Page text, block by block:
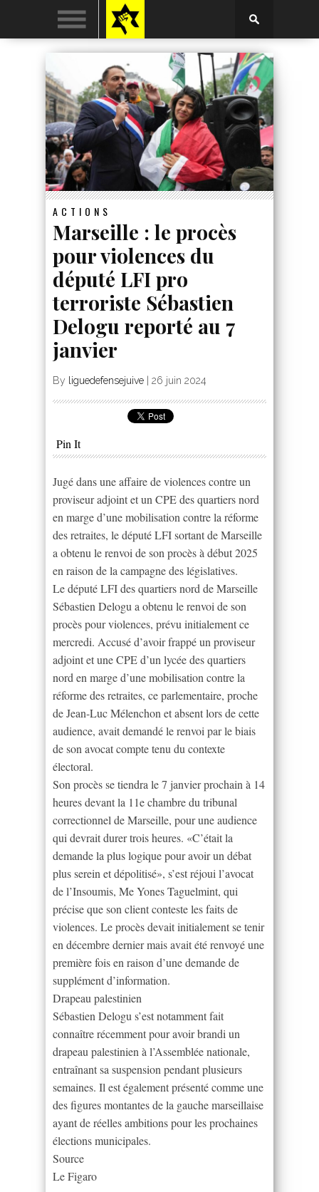
ACTIONS
Marseille : le procès
pour violences du
député LFI pro
terroriste Sébastien
Delogu reporté au 7
janvier
By liguedefensejuive 26 juin 2024
Pin It
Jugé dans une affaire de violences contre un
proviseur adjoint et un CPE des quartiers nord
en marge d’une mobilisation contre la réforme
des retraites, le député LFI sortant de Marseille
a obtenu le renvoi de son procès à début 2025
en raison de la campagne des législatives.
Le député LFI des quartiers nord de Marseille
Sébastien Delogu a obtenu le renvoi de son
procès pour violences, prévu initialement ce
mercredi. Accusé d’avoir frappé un proviseur
adjoint et une CPE d’un lycée des quartiers
nord en marge d’une mobilisation contre la
réforme des retraites, ce parlementaire, proche
de Jean-Luc Mélenchon et absent lors de cette
audience, avait demandé le renvoi par le biais
de son avocat compte tenu du contexte
électoral.
Son procès se tiendra le 7 janvier prochain à 14
heures devant la 11e chambre du tribunal
correctionnel de Marseille, pour une audience
qui devrait durer trois heures. «C’était la
demande la plus logique pour avoir un débat
plus serein et dépolitisé», s’est réjoui l’avocat
de l’Insoumis, Me Yones Taguelmint, qui
précise que son client conteste les faits de
violences. Le procès devait initialement se tenir
en décembre dernier mais avait été renvoyé une
première fois en raison d’une demande de
supplément d’information.
Drapeau palestinien
Sébastien Delogu s’est notamment fait
connaître récemment pour avoir brandi un
drapeau palestinien à l’Assemblée nationale,
entraînant sa suspension pendant plusieurs
semaines. Il est également présenté comme une
des figures montantes de la gauche marseillaise
ayant de réelles ambitions pour les prochaines
élections municipales.
Source
Le Figaro